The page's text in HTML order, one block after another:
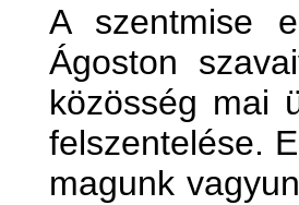
A szentmise
Ágoston
közösség mai
felszentelése.
magunk